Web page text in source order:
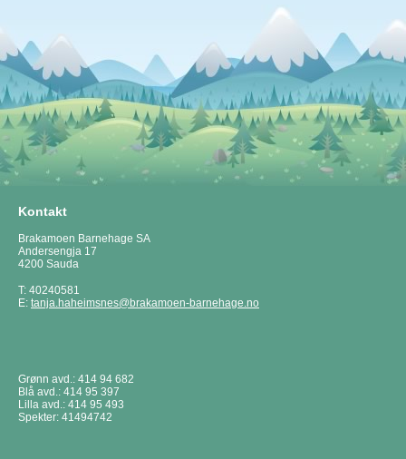
Kontakt
Brakamoen Barnehage SA
Andersengja 17
4200 Sauda
T: 40240581
E: tanja.haheimsnes@brakamoen-barnehage.no
Grønn avd.: 414 94 682
Blå avd.: 414 95 397
Lilla avd.: 414 95 493
Spekter: 41494742